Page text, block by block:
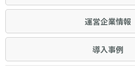
運営企業情報
導入事例